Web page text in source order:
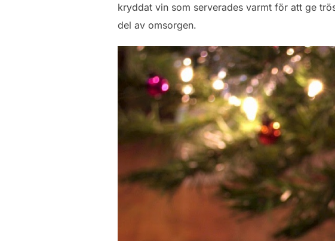
kryddat vin som serverades varmt för att ge
del av omsorgen.